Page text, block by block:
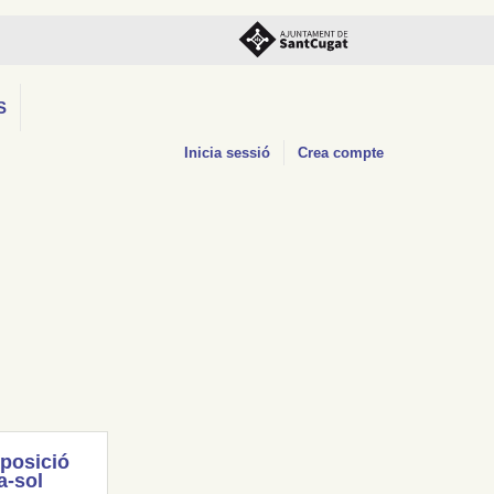
Inicia sessió Crea compte
sol